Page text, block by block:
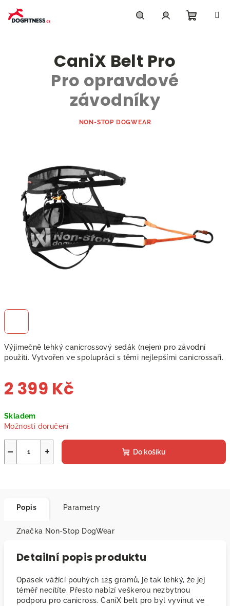
obsah
Výjimečně lehký canicrossový sedák (nejen) pro závodní
použití. Vytvořen ve spolupráci s těmi nejlepšími canicrossaři.
2 399 Kč
cena:
Skladem
Možnosti doručení
+
− Do košíku
CaniX Belt Pro
Pro opravdové
závodníky
NON-STOP DOGWEAR
Popis Parametry
Značka Non-Stop DogWear
Detailní popis produktu
Opasek vážící pouhých 125 gramů, je tak lehký, že jej
téměř necítíte. Přesto nabízí veškerou nezbytnou
podporu pro canicross. CaniX belt pro byl vyvinut ve